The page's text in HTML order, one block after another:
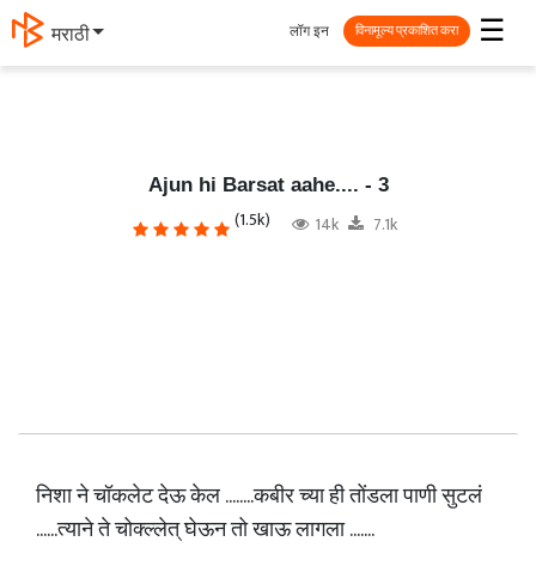
मराठी ☰
लॉग इन विनामूल्य प्रकाशित करा
Ajun hi Barsat aahe.... - 3
(1.5k) 14k 7.1k
निशा ने चॉकलेट देऊ केल ........कबीर च्या ही तोंडला पाणी सुटलं
......त्याने ते चोक्ल्लेत् घेऊन तो खाऊ लागला .......